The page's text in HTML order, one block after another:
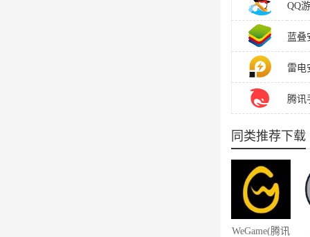
QQ
蓝叠
雷电
腾讯
同类推荐下载
WeGame(腾讯